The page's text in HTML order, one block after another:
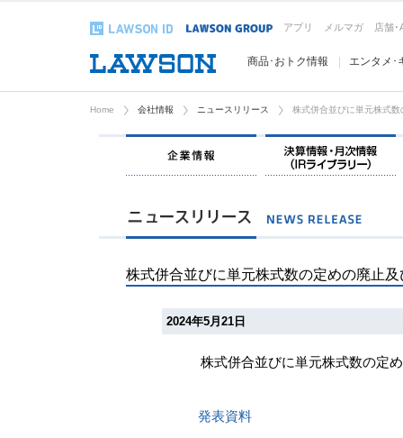
アプリ メルマガ 店舗･
商品･おトク情報 エンタメ･
Home 会社情報 ニュースリリース 株式併合並びに単元株式
企業情報
株式併合並びに単元株式数の定めの廃止
2024年5月21日
株式併合並びに単元株式数の定
発表資料